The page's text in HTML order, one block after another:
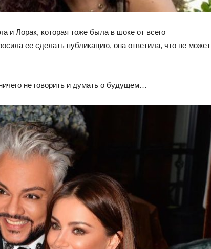
и Лорак, которая тоже была в шоке от всего
ее сделать публикацию, она ответила, что не может
не говорить и думать о будущем…